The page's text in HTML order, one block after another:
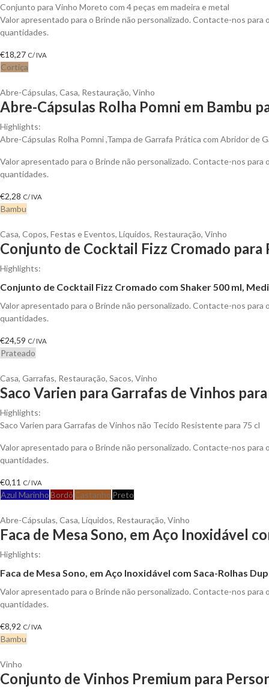
Conjunto para Vinho Moreto com 4 peças em madeira e metal
Valor apresentado para o Brinde não personalizado. Contacte-nos
quantidades.
€18,27 C/ IVA
Cortiça
Abre-Cápsulas, Casa, Restauração, Vinho
Abre-Cápsulas Rolha Pomni em Bambu
Highlights:
Abre-Cápsulas Rolha Pomni ,Tampa de Garrafa Prática com Abridor de
Valor apresentado para o Brinde não personalizado. Contacte-nos
quantidades.
€2,28 C/ IVA
Bambu
Casa, Copos, Festas e Eventos, Líquidos, Restauração, Vinho
Conjunto de Cocktail Fizz Cromado para
Highlights:
Conjunto de Cocktail Fizz Cromado com Shaker 500 ml,
Valor apresentado para o Brinde não personalizado. Contacte-nos
quantidades.
€24,59 C/ IVA
Prateado
Casa, Garrafas, Restauração, Sacos, Vinho
Saco Varien para Garrafas de Vinhos
Highlights:
Saco Varien para Garrafas de Vinhos não Tecido Resistente para 75 cl
Valor apresentado para o Brinde não personalizado. Contacte-nos
quantidades.
€0,11 C/ IVA
Azul MarinhoBordô Castanho Preto
Abre-Cápsulas, Casa, Líquidos, Restauração, Vinho
Faca de Mesa Sono, em Aço Inoxidável
Highlights:
Faca de Mesa Sono, em Aço Inoxidável com Saca-Rolhas
Valor apresentado para o Brinde não personalizado. Contacte-nos
quantidades.
€8,92 C/ IVA
Bambu
Vinho
Conjunto de Vinhos Premium para